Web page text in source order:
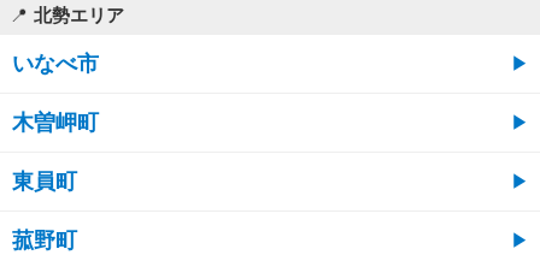
北勢エリア
いなべ市
木曽岬町
東員町
菰野町